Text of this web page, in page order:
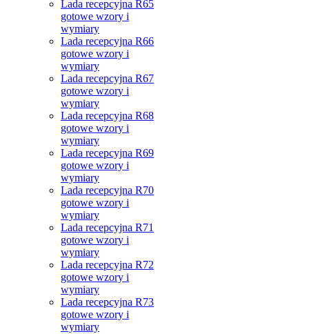
Lada recepcyjna R65
gotowe wzory i
wymiary
Lada recepcyjna R66
gotowe wzory i
wymiary
Lada recepcyjna R67
gotowe wzory i
wymiary
Lada recepcyjna R68
gotowe wzory i
wymiary
Lada recepcyjna R69
gotowe wzory i
wymiary
Lada recepcyjna R70
gotowe wzory i
wymiary
Lada recepcyjna R71
gotowe wzory i
wymiary
Lada recepcyjna R72
gotowe wzory i
wymiary
Lada recepcyjna R73
gotowe wzory i
wymiary